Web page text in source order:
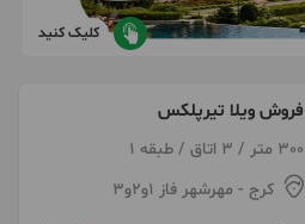
کلیک کنید
فروش ویلا تیرپلکس
300 متر / 3 اتاق / طبقه 1
کرج - مهرشهر فاز ۱و۲و۳